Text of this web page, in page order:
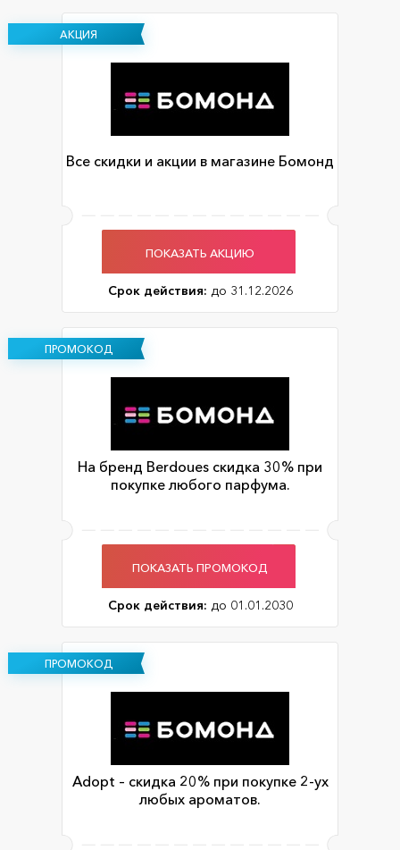
АКЦИЯ
Все скидки и акции в магазине Бомонд
ПОКАЗАТЬ АКЦИЮ
Срок действия: до 31.12.2026
ПРОМОКОД
На бренд Berdoues скидка 30% при
покупке любого парфума.
ПОКАЗАТЬ ПРОМОКОД
Срок действия: до 01.01.2030
ПРОМОКОД
Adopt – скидка 20% при покупке 2-ух
любых ароматов.